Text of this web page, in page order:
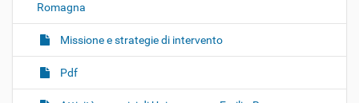
Romagna
Missione e strategie di intervento
Pdf